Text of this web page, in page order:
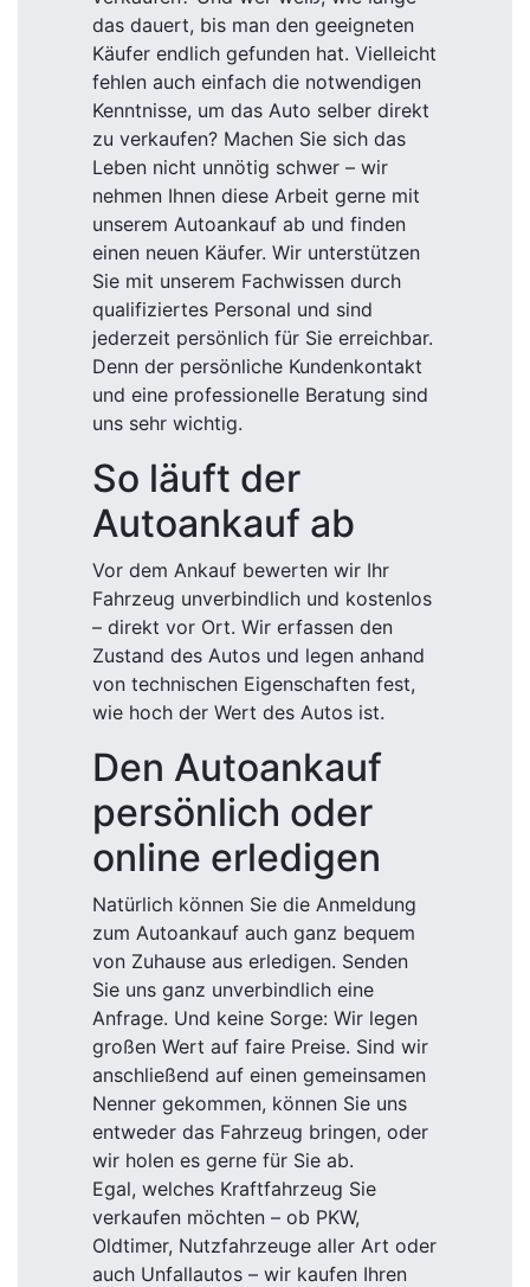
das dauert, bis man den geeigneten
Käufer endlich gefunden hat. Vielleicht
fehlen auch einfach die notwendigen
Kenntnisse, um das Auto selber direkt
zu verkaufen? Machen Sie sich das
Leben nicht unnötig schwer – wir
nehmen Ihnen diese Arbeit gerne mit
unserem Autoankauf ab und finden
einen neuen Käufer. Wir unterstützen
Sie mit unserem Fachwissen durch
qualifiziertes Personal und sind
jederzeit persönlich für Sie erreichbar.
Denn der persönliche Kundenkontakt
und eine professionelle Beratung sind
uns sehr wichtig.
So läuft der
Autoankauf ab
Vor dem Ankauf bewerten wir Ihr
Fahrzeug unverbindlich und kostenlos
– direkt vor Ort. Wir erfassen den
Zustand des Autos und legen anhand
von technischen Eigenschaften fest,
wie hoch der Wert des Autos ist.
Den Autoankauf
persönlich oder
online erledigen
Natürlich können Sie die Anmeldung
zum Autoankauf auch ganz bequem
von Zuhause aus erledigen. Senden
Sie uns ganz unverbindlich eine
Anfrage. Und keine Sorge: Wir legen
großen Wert auf faire Preise. Sind wir
anschließend auf einen gemeinsamen
Nenner gekommen, können Sie uns
entweder das Fahrzeug bringen, oder
wir holen es gerne für Sie ab.
Egal, welches Kraftfahrzeug Sie
verkaufen möchten – ob PKW,
Oldtimer, Nutzfahrzeuge aller Art oder
auch Unfallautos – wir kaufen Ihren